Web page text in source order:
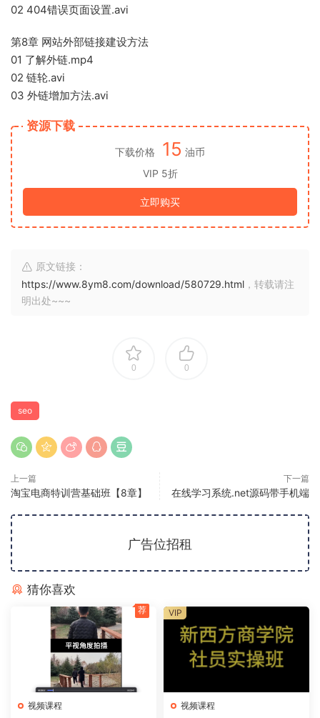
02 404错误页面设置.avi
第8章 网站外部链接建设方法
01 了解外链.mp4
02 链轮.avi
03 外链增加方法.avi
资源下载
下载价格 15 油币
VIP 5折
立即购买
原文链接：
https://www.8ym8.com/download/580729.html ，转载请注
明出处~~~
0 0
seo
上一篇
淘宝电商特训营基础班【8章】
下一篇
在线学习系统.net源码带手机端
广告位招租
猜你喜欢
视频课程
荐
视频课程
VIP